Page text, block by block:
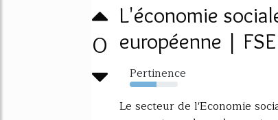
0
L'économie
européenne | FSE
Pertinence
55%
Le secteur de l'Economie